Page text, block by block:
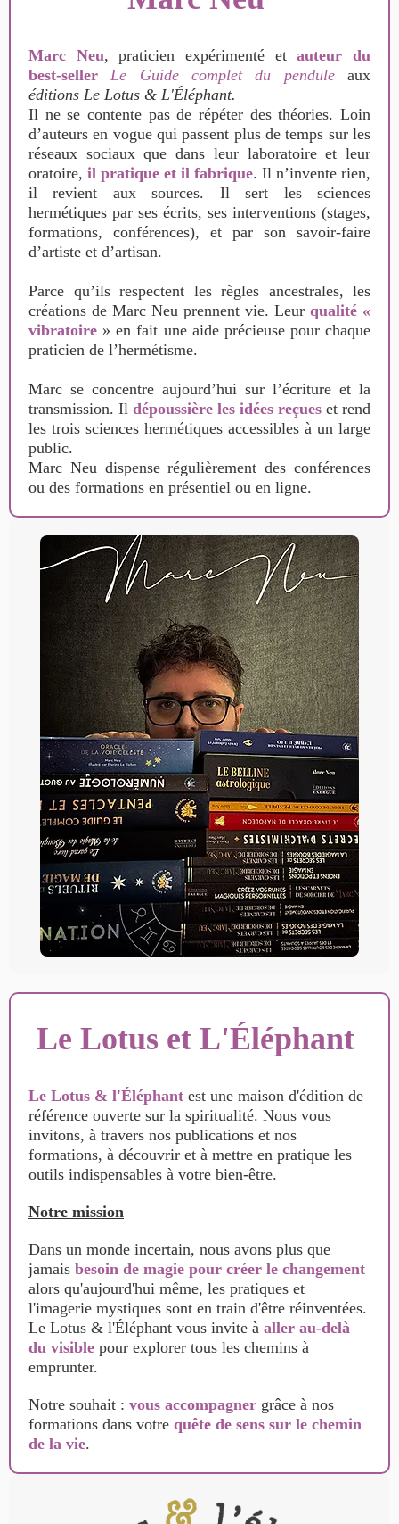
Marc Neu, praticien expérimenté etauteur du
best-sellerLe Guide complet du pendule
aux
éditions Le Lotus & L'Éléphant.
Il ne se contente pas de répéter des théories. Loin
d’auteurs en vogue qui passent plus de temps sur les
réseaux sociaux que dans leur laboratoire et leur
oratoire, il pratique et il fabrique. Il n’invente rien,
il revient aux sources. Il sert les sciences
hermétiques par ses écrits, ses interventions (stages,
formations, conférences), et par son savoir-faire
d’artiste et d’artisan.
Parce qu’ils respectent les règles ancestrales, les
créations de Marc Neu prennent vie. Leur qualité «
vibratoire » en fait une aide précieuse pour chaque
praticien de l’hermétisme.
Marc se concentre aujourd’hui sur l’écriture et la
transmission. Il dépoussière les idées reçues et rend
les trois sciences hermétiques accessibles à un large
public.
Marc Neu dispense régulièrement des conférences
ou des formations en présentiel ou en ligne.
Le Lotus et L'Éléphant
Le Lotus & l'Éléphant est une maison d'édition de
référence ouverte sur la spiritualité. Nous vous
invitons, à travers nos publications et nos
formations, à découvrir et à mettre en pratique les
outils indispensables à votre bien-être.
Notre mission
Dans un monde incertain, nous avons plus que
jamais besoin de magie pour créer le changement
alors qu'aujourd'hui même, les pratiques et
l'imagerie mystiques sont en train d'être réinventées.
Le Lotus & l'Éléphant vous invite à aller au-delà
du visible pour explorer tous les chemins à
emprunter.
Notre souhait : vous accompagner grâce à nos
formations dans votre quête de sens sur le chemin
de la vie.